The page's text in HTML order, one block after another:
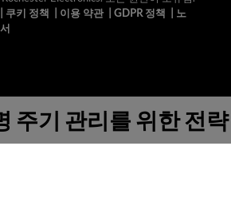
쿠키 정책 이용 약관| GDPR 정책
노
주기 관리를 위한 전략